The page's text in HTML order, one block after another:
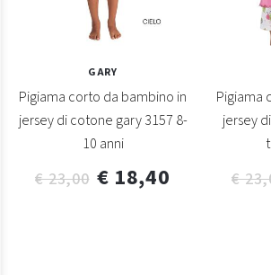
GARY
Pigiama corto da bambino in
jersey di cotone gary 3157 8-
10 anni
€ 23,00 € 18,40
Pigiama
jersey
€